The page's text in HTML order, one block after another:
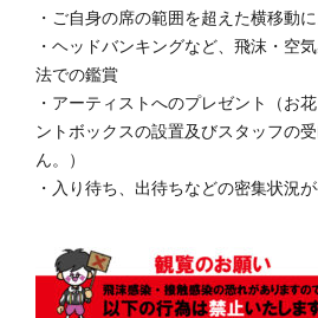
・ご自身の席の範囲を超えた横移動
・ヘッドバンキングなど、飛沫・空
法での鑑賞
・アーティストへのプレゼント（お
ントボックスの設置及びスタッフの
ん。）
・入り待ち、出待ちなどの密集状況